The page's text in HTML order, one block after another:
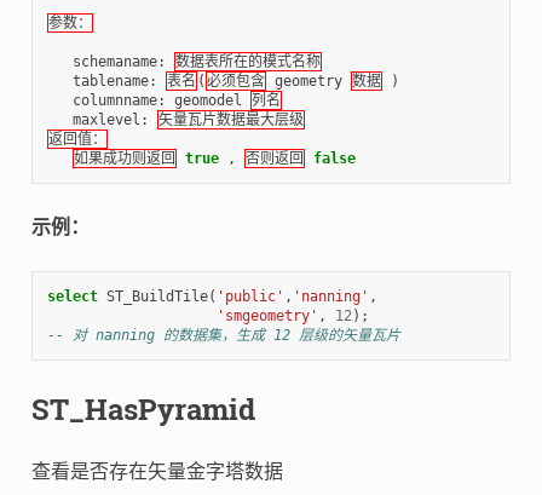
参数：
schemaname:
数据表所在的模式名称
tablename: 表名 ( 必须包含 geometry 数据
)
columnname: geomodel
列名
maxlevel :
矢量瓦片数据最大层级
返回值：
如果成功则返回
true , 否则返回 false
示例：
select ST_BuildTile( 'public' , 'nanning' ,
'smgeometry' , 12);
-- 对 nanning 的数据集，生成 12 层级的矢量瓦片
ST_HasPyramid
查看是否存在矢量金字塔数据